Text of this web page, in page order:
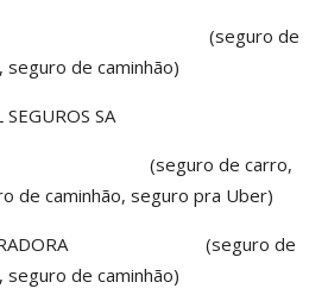
(seguro de
de caminhão)
SA
S/A (seguro de carro,
de caminhão, seguro pra Uber)
(seguro de
de caminhão)